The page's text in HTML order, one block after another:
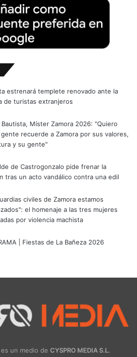
estrenará templete renovado ante la
de turistas extranjeros
Bautista, Míster Zamora 2026: "Quiero
recuerde a Zamora por sus valores,
y su gente"
de Castrogonzalo pide frenar la
tras un acto vandálico contra una edil
civiles de Zamora estamos
el homenaje a las tres mujeres
por violencia machista
| Fiestas de La Bañeza 2026
es un medio de CYSPRO MEDIA S.L.